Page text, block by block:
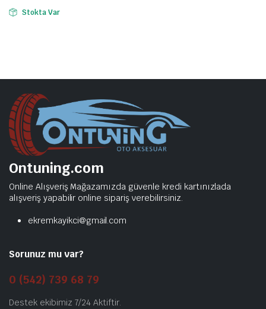
Stokta Var
Ontuning.com
Online Alışveriş Mağazamızda güvenle kredi kartınızlada
alışveriş yapabilir online sipariş verebilirsiniz.
ekremkayikci@gmail.com
Sorunuz mu var?
0 (542) 739 68 79
Destek ekibimiz 7/24 Aktiftir.